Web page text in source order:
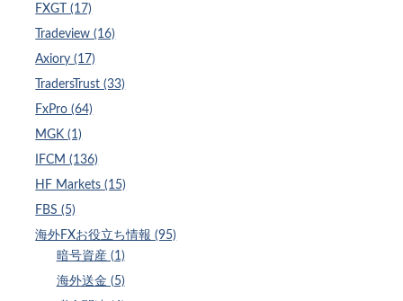
FXGT (17)
Tradeview (16)
Axiory (17)
TradersTrust (33)
FxPro (64)
MGK (1)
IFCM (136)
HF Markets (15)
FBS (5)
海外FXお役立ち情報 (95)
暗号資産 (1)
海外送金 (5)